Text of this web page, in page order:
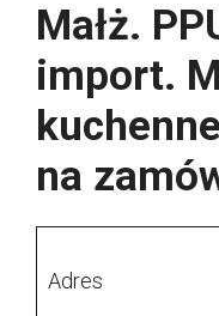
Małż.
import.
na
Adres